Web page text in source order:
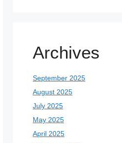
Archives
September 2025
August 2025
July 2025
May 2025
April 2025